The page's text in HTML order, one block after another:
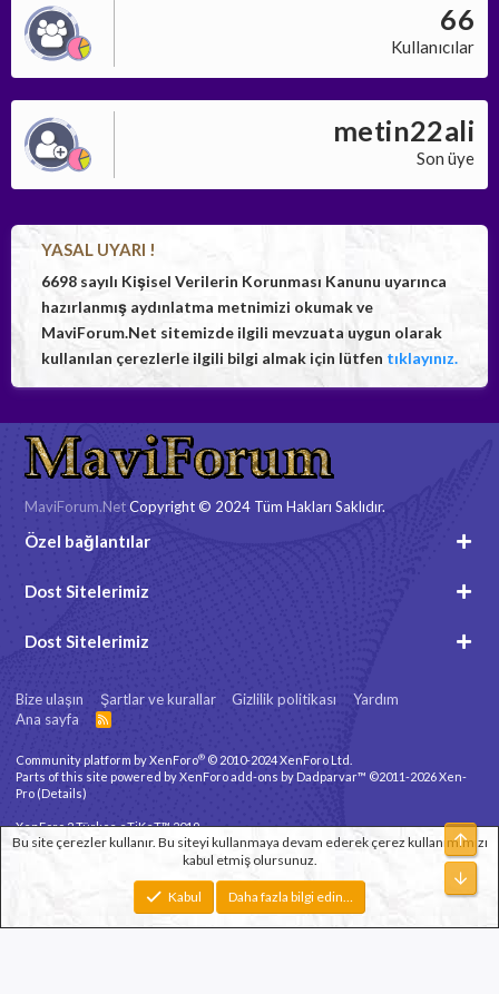
66
Kullanıcılar
metin22ali
Son üye
YASAL UYARI !
6698 sayılı Kişisel Verilerin Korunması Kanunu uyarınca
hazırlanmış aydınlatma metnimizi okumak ve
MaviForum.Net sitemizde ilgili mevzuata uygun olarak
kullanılan çerezlerle ilgili bilgi almak için lütfen tıklayınız.
MaviForum.NetCopyright © 2024 Tüm Hakları Saklıdır.
Özel bağlantılar
Dost Sitelerimiz
Dost Sitelerimiz
Bize ulaşın Şartlar ve kurallar Gizlilik politikası
Yardım
Ana sayfa
R
Community platform by XenForo® © 2010-2024 XenForo Ltd.
Parts of this site powered byXenForo add-ons by Dadparvar™ ©2011-2026Xen-
Pro (Details)
XenForo 2 Türkçe eTiKeT™ 2019
© by ©XenTR
Toplam sorgu Toplam zaman
En fazla bellek
Bu site çerezler kullanır. Bu siteyi kullanmaya devam ederek çerez kullanımımızı
kabul etmiş olursunuz.
Kabul Daha fazla bilgi edin…
Üst
Alt